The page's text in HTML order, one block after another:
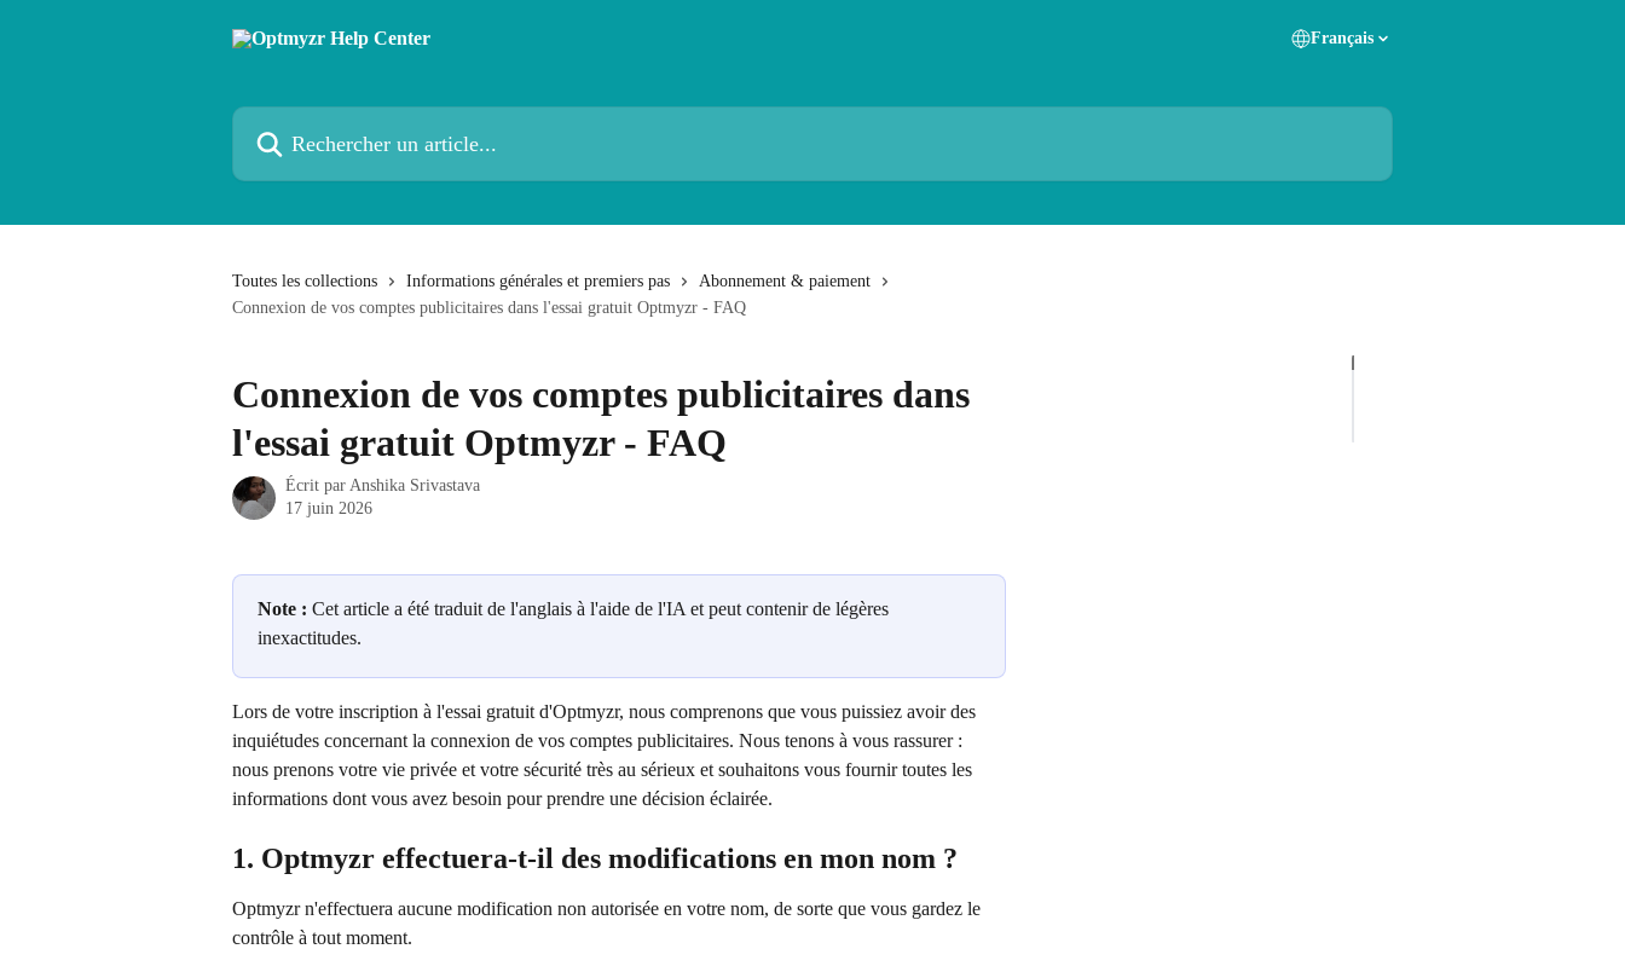
Français
Rechercher un article...
Toutes les collections Informations générales et premiers pas
Abonnement & paiement
Connexion de vos comptes publicitaires dans l'essai gratuit Optmyzr - FAQ
Connexion de vos comptes publicitaires dans
l'essai gratuit Optmyzr - FAQ
Écrit par Anshika Srivastava
17 juin 2026
Note : Cet article a été traduit de l'anglais à l'aide de l'IA et peut contenir de légères
inexactitudes.
Lors de votre inscription à l'essai gratuit d'Optmyzr, nous comprenons que vous puissiez avoir des
inquiétudes concernant la connexion de vos comptes publicitaires. Nous tenons à vous rassurer :
nous prenons votre vie privée et votre sécurité très au sérieux et souhaitons vous fournir toutes les
informations dont vous avez besoin pour prendre une décision éclairée.
1. Optmyzr effectuera-t-il des modifications en mon nom ?
Optmyzr n'effectuera aucune modification non autorisée en votre nom, de sorte que vous gardez le
contrôle à tout moment.